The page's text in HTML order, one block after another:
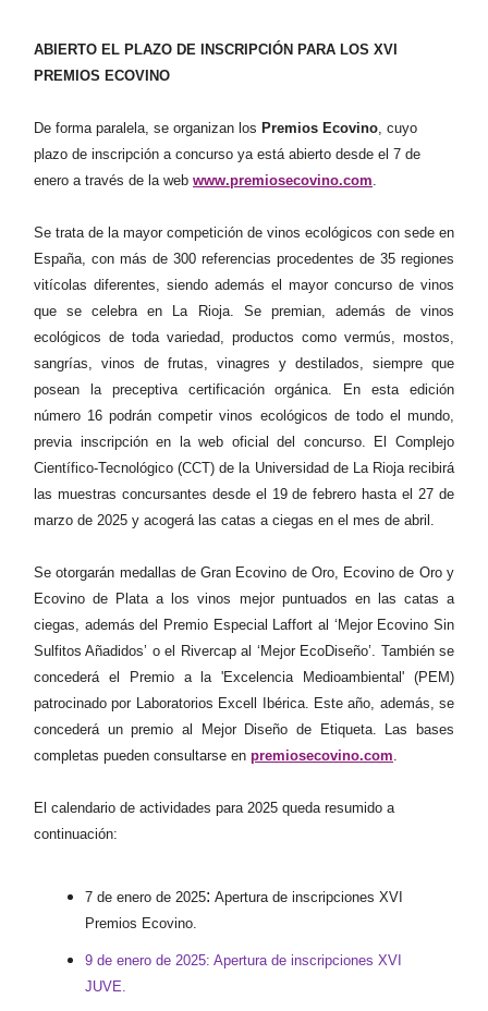
ABIERTO EL PLAZO DE INSCRIPCIÓN PARA LOS XVI
PREMIOS ECOVINO
De forma paralela, se organizan los Premios Ecovino , cuyo
plazo de inscripción a concurso ya está abierto desde el 7 de
enero a través de la web www.premiosecovino.com
Se trata de la mayor competición de vinos ecológicos con sede en
España, con más de 300 referencias procedentes de 35 regiones
vitícolas diferentes, siendo además el mayor concurso de vinos
que se celebra en La Rioja. Se premian, además de vinos
ecológicos de toda variedad, productos como vermús, mostos,
sangrías, vinos de frutas, vinagres y destilados, siempre que
posean la preceptiva certificación orgánica. En esta edición
número 16 podrán competir vinos ecológicos de todo el mundo,
previa inscripción en la web oficial del concurso. El Complejo
Científico-Tecnológico (CCT) de la Universidad de La Rioja recibirá
las muestras concursantes desde el 19 de febrero hasta el 27 de
marzo de 2025 y acogerá las catas a ciegas en el mes de abril.
Se otorgarán medallas de Gran Ecovino de Oro, Ecovino de Oro y
Ecovino de Plata a los vinos mejor puntuados en las catas a
ciegas, además del Premio Especial Laffort al ‘Mejor Ecovino Sin
Sulfitos Añadidos’ o el Rivercap al ‘Mejor EcoDiseño’. También se
concederá el Premio a la 'Excelencia Medioambiental' (PEM)
patrocinado por Laboratorios Excell Ibérica. Este año, además, se
concederá un premio al Mejor Diseño de Etiqueta. Las bases
completas pueden consultarse en premiosecovino.com
El calendario de actividades para 2025 queda resumido a
continuación:
7 de enero de 2025: Apertura de inscripciones XVI
Premios Ecovino.
9 de enero de 2025: Apertura de inscripciones XVI
JUVE.